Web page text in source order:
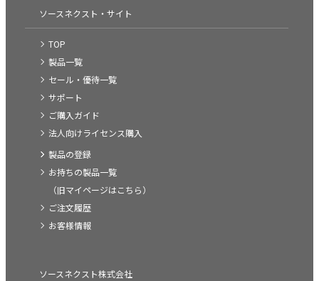
ソースネクスト・サイト
TOP
製品一覧
セール・優待一覧
サポート
ご購入ガイド
法人向けライセンス購入
製品の登録
お持ちの製品一覧
（旧マイページはこちら）
ご注文履歴
お客様情報
ソースネクスト株式会社